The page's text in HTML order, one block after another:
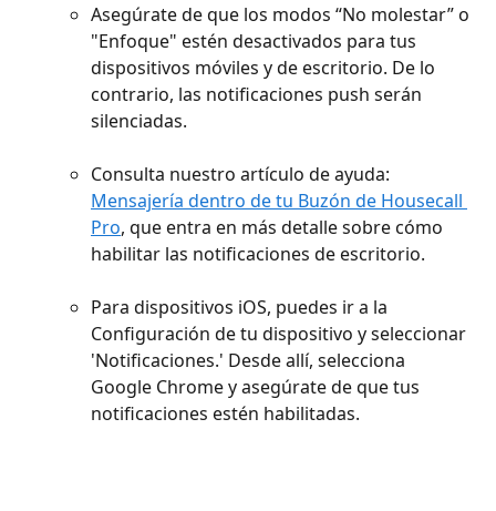
Asegúrate de que los modos “No molestar” o
"Enfoque" estén desactivados para tus
dispositivos móviles y de escritorio. De lo
contrario, las notificaciones push serán
silenciadas.
Consulta nuestro artículo de ayuda:
Mensajería dentro de tu Buzón de Housecall
Pro, que entra en más detalle sobre cómo
habilitar las notificaciones de escritorio.
Para dispositivos iOS, puedes ir a la
Configuración de tu dispositivo y seleccionar
'Notificaciones.' Desde allí, selecciona
Google Chrome y asegúrate de que tus
notificaciones estén habilitadas.